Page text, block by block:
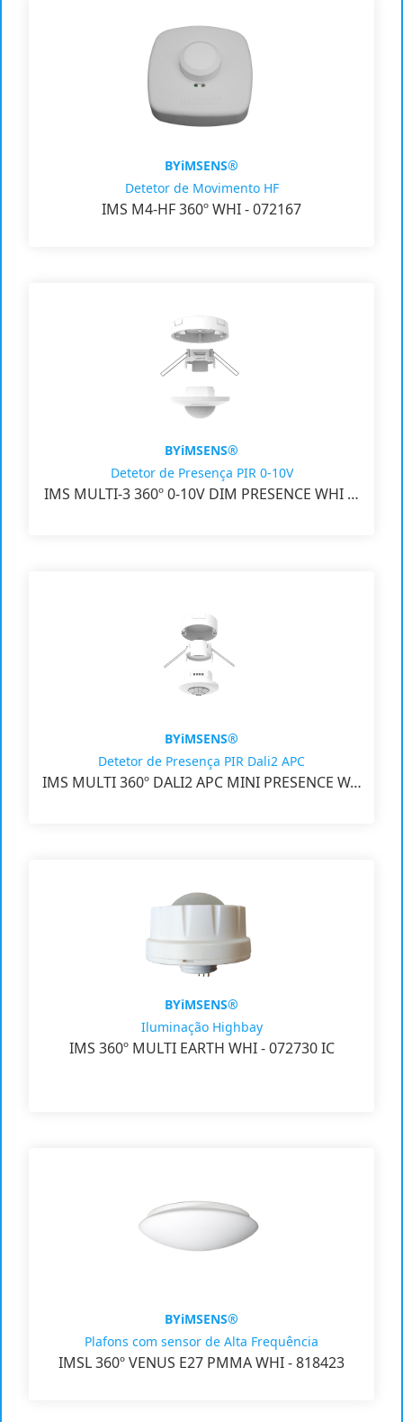
BYiMSENS®
Detetor de Movimento HF
IMS M4-HF 360º WHI - 072167
BYiMSENS®
Detetor de Presença PIR 0-10V
IMS MULTI-3 360º 0-10V DIM PRESENCE WHI …
BYiMSENS®
Detetor de Presença PIR Dali2 APC
IMS MULTI 360º DALI2 APC MINI PRESENCE W…
BYiMSENS®
Iluminação Highbay
IMS 360º MULTI EARTH WHI - 072730 IC
BYiMSENS®
Plafons com sensor de Alta Frequência
IMSL 360º VENUS E27 PMMA WHI - 818423